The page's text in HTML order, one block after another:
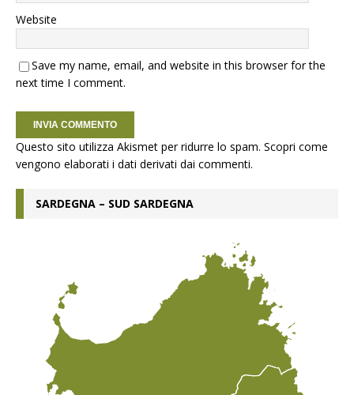
Website
Save my name, email, and website in this browser for the
next time I comment.
Questo sito utilizza Akismet per ridurre lo spam. Scopri come
vengono elaborati i dati derivati dai commenti.
SARDEGNA – SUD SARDEGNA